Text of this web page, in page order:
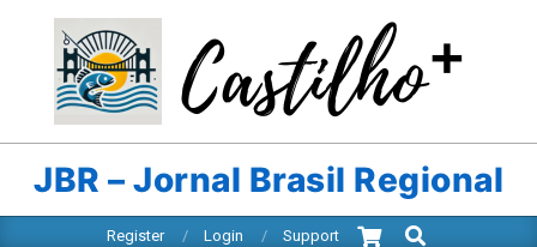
content
CASTILHO
SP
JBR – Jornal Brasil Regional
Register Login Support
Search